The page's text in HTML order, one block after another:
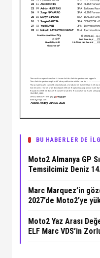
BU HABERLER DE
Moto2 Almanya GP
Temsilcimiz Deniz
Marc Marquez’in
2027’de Moto2’ye
Moto2 Yaz Arası
ELF Marc VDS’in